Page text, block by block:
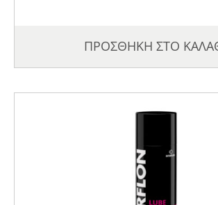
ΠΡΟΣΘΗΚΗ ΣΤΟ